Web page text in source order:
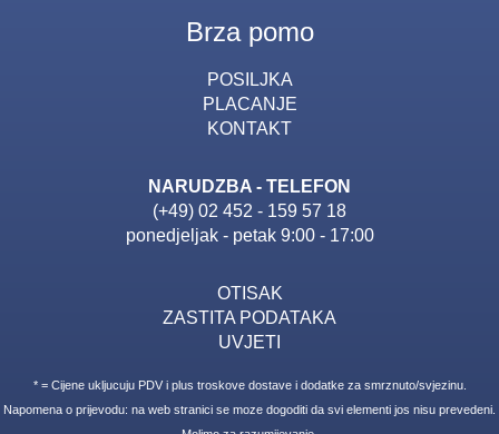
Brza pomo
POSILJKA
PLACANJE
KONTAKT
NARUDZBA - TELEFON
(+49) 02 452 - 159 57 18
ponedjeljak - petak 9:00 - 17:00
OTISAK
ZASTITA PODATAKA
UVJETI
* = Cijene ukljucuju PDV i plus troskove dostave i dodatke za smrznuto/svjezinu.
Napomena o prijevodu: na web stranici se moze dogoditi da svi elementi jos nisu prevedeni.